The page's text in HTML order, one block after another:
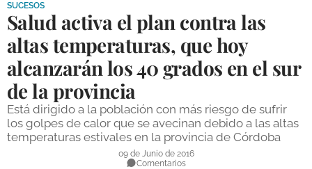
DEPORTES
COMPETICIONES
DEPORTE BASE
OPINIÓN
VENTANA CIUDADANA
SUCESOS
Salud activa el plan contra las
altas temperaturas, que hoy
alcanzarán los 40 grados en el sur
de la provincia
Está dirigido a la población con más riesgo de sufrir
los golpes de calor que se avecinan debido a las altas
temperaturas estivales en la provincia de Córdoba
09 de Junio de 2016
Comentarios